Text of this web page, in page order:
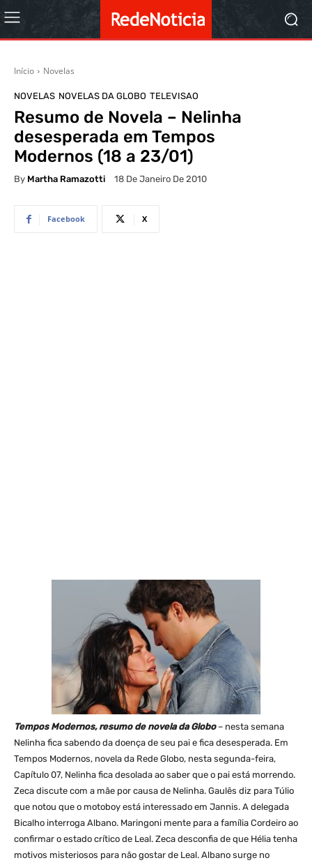
Início Novelas
NOVELAS NOVELAS DA GLOBO TELEVISAO
Resumo de Novela – Nelinha
desesperada em Tempos
Modernos (18 a 23/01)
By Martha Ramazotti 18 De Janeiro De 2010
Facebook X
Tempos Modernos, resumo de novela da Globo– nesta semana
Nelinha fica sabendo da doença de seu pai e fica desesperada. Em
Tempos Modernos, novela da Rede Globo, nesta segunda-feira,
Capítulo 07, Nelinha fica desolada ao saber que o pai está morrendo.
Zeca discute com a mãe por causa de Nelinha. Gaulês diz para Túlio
que notou que o motoboy está interessado em Jannis. A delegada
Bicalho interroga Albano. Maringoni mente para a família Cordeiro ao
confirmar o estado crítico de Leal. Zeca desconfia de que Hélia tenha
motivos misteriosos para não gostar de Leal. Albano surge no